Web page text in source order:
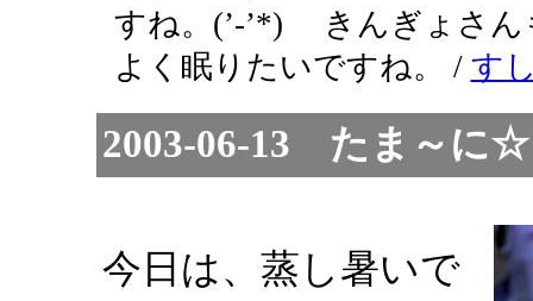
すね。(’-’*) きんぎょさん
よく眠りたいですね。 / す
2003-06-13 たま～に
今日は、蒸し暑いで